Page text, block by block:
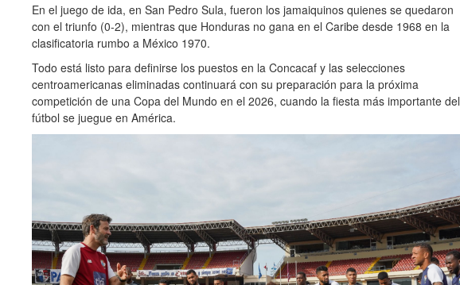
En el juego de ida, en San Pedro Sula, fueron los jamaiquinos quienes se quedaron
con el triunfo (0-2), mientras que Honduras no gana en el Caribe desde 1968 en la
clasificatoria rumbo a México 1970.
Todo está listo para definirse los puestos en la Concacaf y las selecciones
centroamericanas eliminadas continuará con su preparación para la próxima
competición de una Copa del Mundo en el 2026, cuando la fiesta más importante del
fútbol se juegue en América.